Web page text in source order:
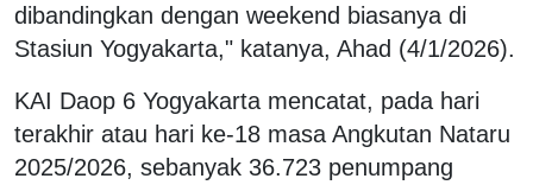
dibandingkan dengan weekend biasanya di
Stasiun Yogyakarta," katanya, Ahad (4/1/2026).
KAI Daop 6 Yogyakarta mencatat, pada hari
terakhir atau hari ke-18 masa Angkutan Nataru
2025/2026, sebanyak 36.723 penumpang